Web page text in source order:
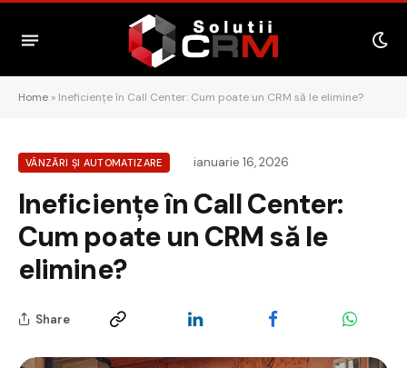
Home » Ineficiențe în Call Center: Cum poate un CRM să le elimine?
VÂNZĂRI ȘI AUTOMATIZARE ianuarie 16, 2026
Ineficiențe în Call Center:
Cum poate un CRM să le
elimine?
Share